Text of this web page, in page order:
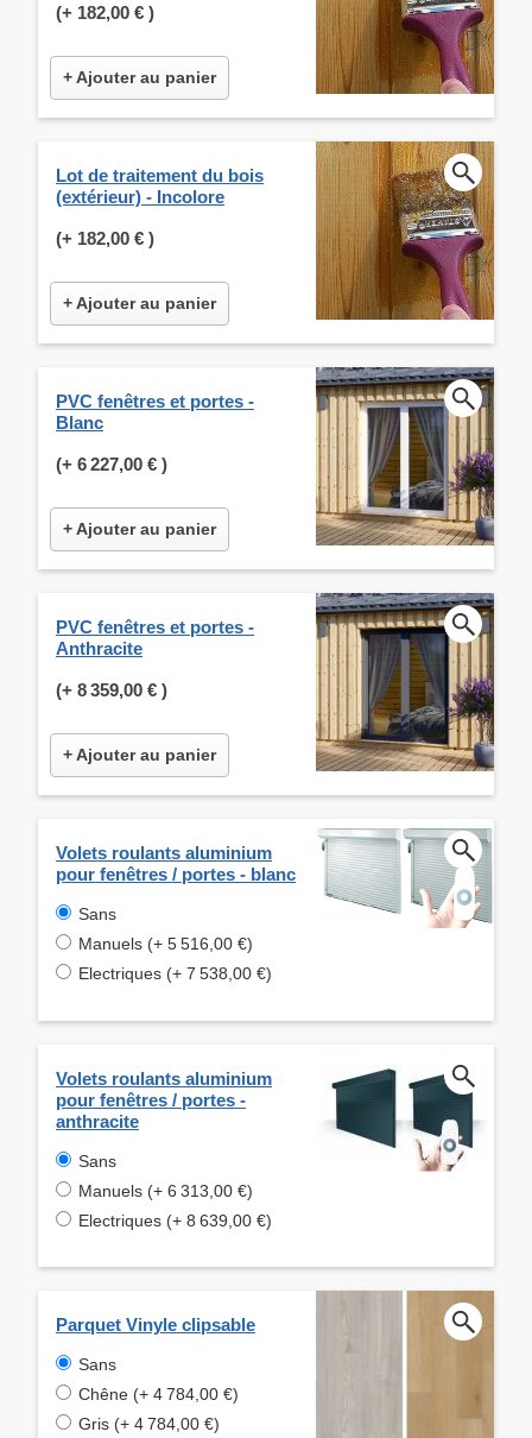
(+ 182,00 € )
+ Ajouter au panier
Lot de traitement du bois
(extérieur) - Incolore
(+ 182,00 € )
+ Ajouter au panier
PVC fenêtres et portes -
Blanc
(+ 6 227,00 € )
+ Ajouter au panier
PVC fenêtres et portes -
Anthracite
(+ 8 359,00 € )
+ Ajouter au panier
Volets roulants aluminium
pour fenêtres / portes - blanc
Sans
Manuels (+ 5 516,00 €)
Electriques (+ 7 538,00 €)
Volets roulants aluminium
pour fenêtres / portes -
anthracite
Sans
Manuels (+ 6 313,00 €)
Electriques (+ 8 639,00 €)
Parquet Vinyle clipsable
Sans
Chêne (+ 4 784,00 €)
Gris (+ 4 784,00 €)